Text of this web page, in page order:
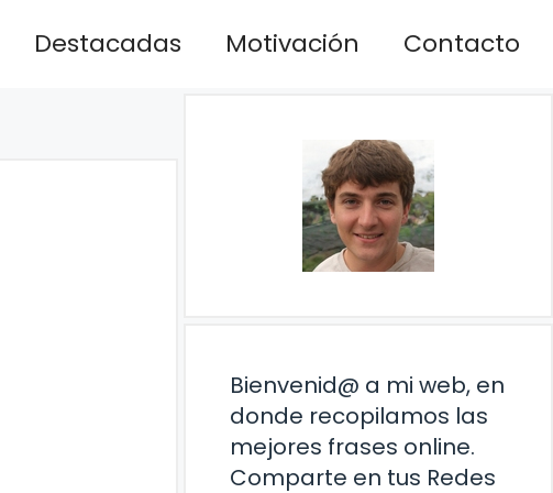
Destacadas Motivación Contacto
Bienvenid@ a mi web, en
donde recopilamos las
mejores frases online.
Comparte en tus Redes